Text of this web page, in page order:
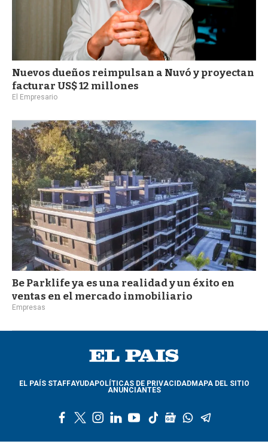
Nuevos dueños reimpulsan a Nuvó y proyectan
facturar US$ 12 millones
El Empresario
Be Parklife ya es una realidad y un éxito en
ventas en el mercado inmobiliario
Empresas
EL PAÍS STAFFAYUDAPOLÍTICAS DE PRIVACIDADMAPA DEL SITIO
ANUNCIANTES
c
w
i
s
l
n
y
u
t
k
g
o
w
a
l